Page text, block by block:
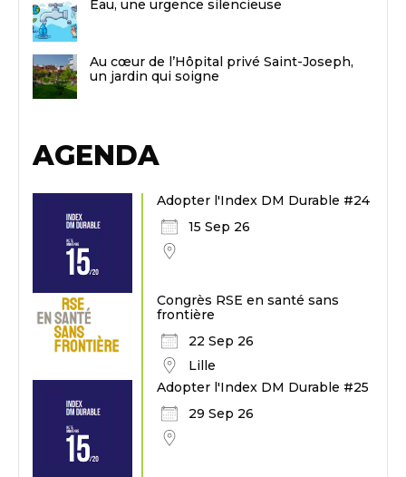
Eau, une urgence silencieuse
Au cœur de l’Hôpital privé Saint-Joseph,
un jardin qui soigne
AGENDA
Adopter l'Index DM Durable #24
15 Sep 26
Congrès RSE en santé sans
frontière
22 Sep 26
Lille
Adopter l'Index DM Durable #25
29 Sep 26